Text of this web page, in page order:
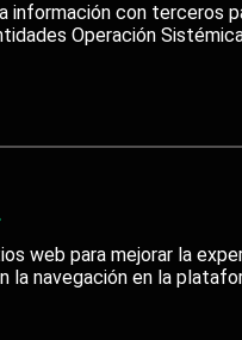
información con terceros
Operación
web para mejorar la
la navegación en la